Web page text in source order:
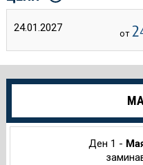
24.01.2027 от
Още
за
Ден 1 -